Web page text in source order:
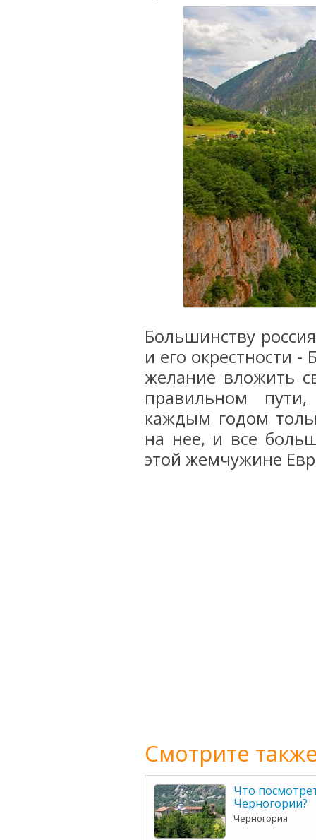
Большинству
и его окрестности -
желание вложить
правильном
каждым годом
на нее, и все
этой жемчужине
Смотрите
Что
Черногории?
Черногория